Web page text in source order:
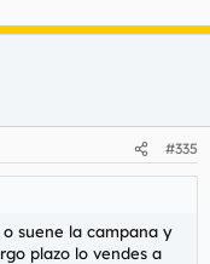
#335
suene la campana y
plazo lo vendes a